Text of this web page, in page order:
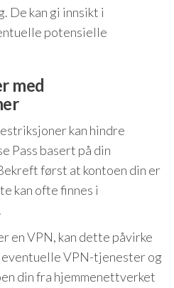
De kan gi innsikt i
potensielle
med
kan hindre
Pass basert på din
først at kontoen din er
kan ofte finnes i
en VPN, kan dette påvirke
VPN-tjenester og
din fra hjemmenettverket